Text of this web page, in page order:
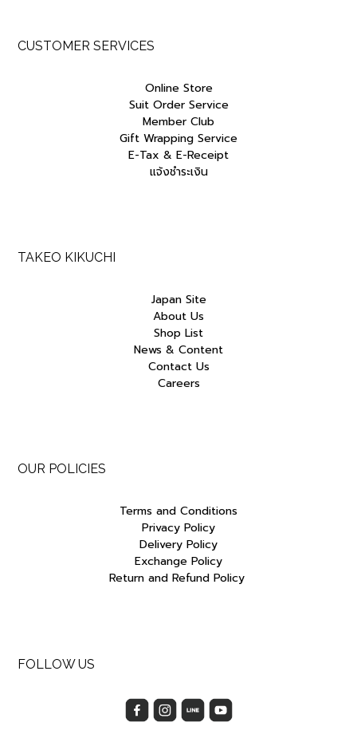
CUSTOMER SERVICES
Online Store
Suit Order Service
Member Club
Gift Wrapping Service
E-Tax & E-Receipt
แจ้งชำระเงิน
TAKEO KIKUCHI
Japan Site
About Us
Shop List
News & Content
Contact Us
Careers
OUR POLICIES
Terms and Conditions
Privacy Policy
Delivery Policy
Exchange Policy
Return and Refund Policy
FOLLOW US